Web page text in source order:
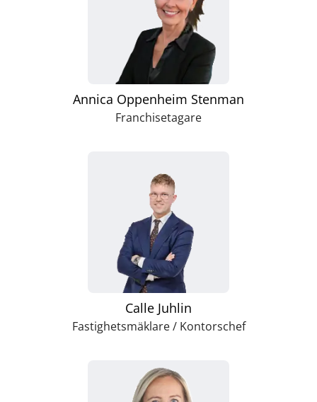
Annica Oppenheim Stenman
Franchisetagare
Calle Juhlin
Fastighetsmäklare / Kontorschef